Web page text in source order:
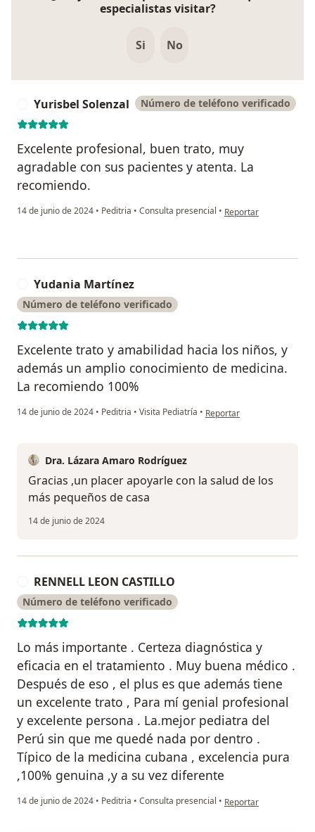
especialistas visitar?
Si No
Yurisbel Solenzal Número de teléfono verificado
Excelente profesional, buen trato, muy
agradable con sus pacientes y atenta. La
recomiendo.
14 de junio de 2024 • Peditria • Consulta presencial • en opinión del usuario
Reportar
Yudania Martínez
Número de teléfono verificado
Excelente trato y amabilidad hacia los niños, y
además un amplio conocimiento de medicina.
La recomiendo 100%
14 de junio de 2024 • Peditria • Visita Pediatría • en opinión del usuario
Reportar
Dra. Lázara Amaro Rodríguez
Gracias ,un placer apoyarle con la salud de los
más pequeños de casa
14 de junio de 2024
RENNELL LEON CASTILLO
Número de teléfono verificado
Lo más importante . Certeza diagnóstica y
eficacia en el tratamiento . Muy buena médico .
Después de eso , el plus es que además tiene
un excelente trato , Para mí genial profesional
y excelente persona . La.mejor pediatra del
Perú sin que me quedé nada por dentro .
Típico de la medicina cubana , excelencia pura
,100% genuina ,y a su vez diferente
14 de junio de 2024 • Peditria • Consulta presencial • en opinión del usuario
Reportar